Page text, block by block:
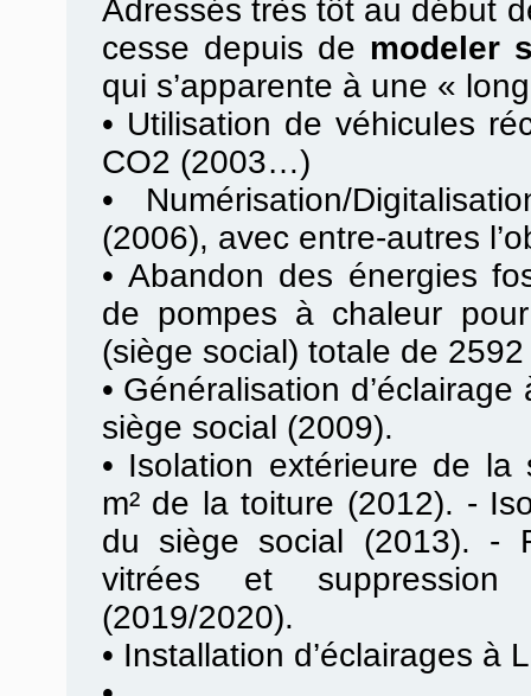
Adressés très tôt au début
cesse depuis de modeler
qui s’apparente à une «
• Utilisation de véhicules
CO2 (2003…)
• Numérisation/
(2006), avec entre-autres
• Abandon des énergies
de pompes à chaleur
(siège social) totale de 2592
• Généralisation
siège social (2009).
• Isolation extérieure de la
m² de la toiture (2012). -
du siège social (2013). -
vitrées et
(2019/2020).
• Installation d’éclairages à